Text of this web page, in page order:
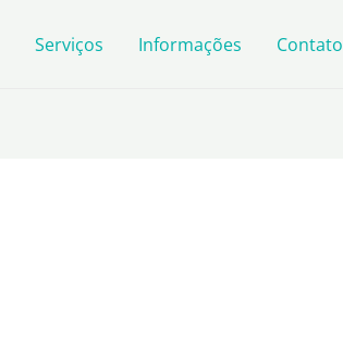
Serviços Informações Contato